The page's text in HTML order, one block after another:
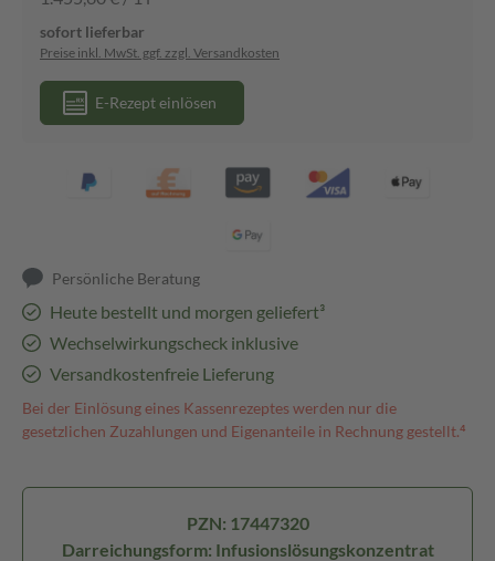
sofort lieferbar
Preise inkl. MwSt. ggf. zzgl. Versandkosten
E-Rezept einlösen
Persönliche Beratung
Heute bestellt und morgen geliefert³
Wechselwirkungscheck inklusive
Versandkostenfreie Lieferung
Bei der Einlösung eines Kassenrezeptes werden nur die
gesetzlichen Zuzahlungen und Eigenanteile in Rechnung gestellt.⁴
PZN: 17447320
Darreichungsform: Infusionslösungskonzentrat